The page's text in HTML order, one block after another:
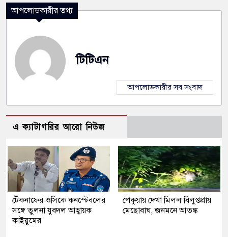
আপলোডকারীর তথ্য
টিটিএন
আপলোডকারীর সব সংবাদ
এ ক্যাটাগরির আরো নিউজ
টেকনাফের ওসিকে কনস্টেবলের
সঙ্গে তুলনা যুবদল আহ্বায়ক
কাইয়ুমের
পেকুয়ায় দেখা মিলল বিলুপ্তপ্রায়
মেছোবাঘ, জনমনে আতঙ্ক